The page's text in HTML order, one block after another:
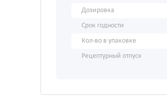
Дозировка
Срок годности
Кол-во в упаковке
Рецептурный отпуск